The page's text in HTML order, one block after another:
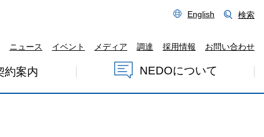
English 検索
ニュース イベント メディア 調達 採用情報 お問い合わせ
約案内 NEDOについて